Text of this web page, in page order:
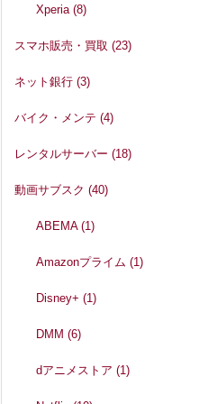
Xperia(8)
スマホ販売・買取 (23)
ネット銀行 (3)
バイク・メンテ (4)
レンタルサーバー (18)
動画サブスク (40)
ABEMA(1)
Amazonプライム(1)
Disney+(1)
DMM(6)
dアニメストア(1)